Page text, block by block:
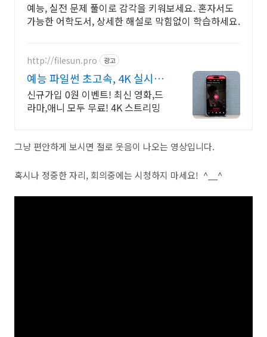
예능, 실전 문제 풀이로 감각을 키워보세요. 혼자서도
가능한 어학도서, 상세한 해설로 막힘없이 학습하세요.
http://filesun.pro 광고
예능 파일썬 초고속, 4K 실시간
보기!
신규가입 0원 이벤트! 최신 영화,드
라마,애니 모두 무료! 4K 스트리밍
그냥 편안하게 보시면 절로 웃음이 나오는 영상입니다.
혹시나 정중한 자리, 회의중에는 시청하지 마세요! ^__^